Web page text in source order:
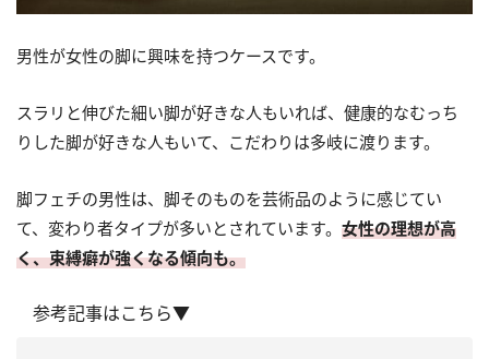
男性が女性の脚に興味を持つケースです。
スラリと伸びた細い脚が好きな人もいれば、健康的なむっち
りした脚が好きな人もいて、こだわりは多岐に渡ります。
脚フェチの男性は、脚そのものを芸術品のように感じてい
て、変わり者タイプが多いとされています。 女性の理想が高
く、束縛癖が強くなる傾向も。
参考記事はこちら▼